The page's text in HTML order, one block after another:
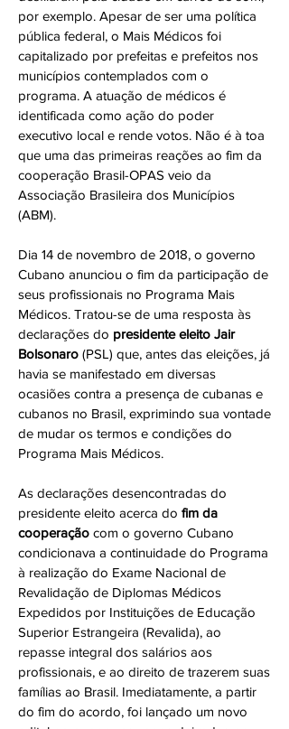
por exemplo. Apesar de ser uma política
pública federal, o Mais Médicos foi
capitalizado por prefeitas e prefeitos nos
municípios contemplados com o
programa. A atuação de médicos é
identificada como ação do poder
executivo local e rende votos. Não é à toa
que uma das primeiras reações ao fim da
cooperação Brasil-OPAS veio da
Associação Brasileira dos Municípios
(ABM).
Dia 14 de novembro de 2018, o governo
Cubano anunciou o fim da participação de
seus profissionais no Programa Mais
Médicos. Tratou-se de uma resposta às
declarações do presidente eleito Jair
Bolsonaro (PSL) que, antes das eleições, já
havia se manifestado em diversas
ocasiões contra a presença de cubanas e
cubanos no Brasil, exprimindo sua vontade
de mudar os termos e condições do
Programa Mais Médicos.
As declarações desencontradas do
presidente eleito acerca do fim da
cooperação com o governo Cubano
condicionava a continuidade do Programa
à realização do Exame Nacional de
Revalidação de Diplomas Médicos
Expedidos por Instituições de Educação
Superior Estrangeira (Revalida), ao
repasse integral dos salários aos
profissionais, e ao direito de trazerem suas
famílias ao Brasil. Imediatamente, a partir
do fim do acordo, foi lançado um novo